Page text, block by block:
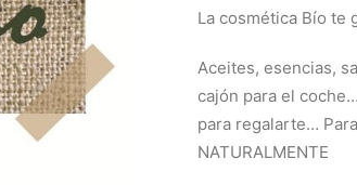
La cosmética Bío te
Aceites, esencias,
cajón para el
para regalarte…
NATURALMENTE